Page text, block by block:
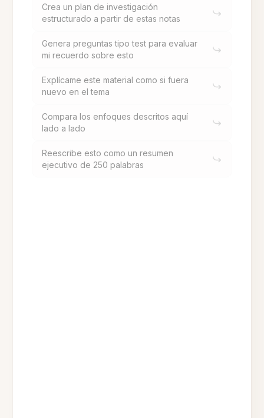
Crea un plan de investigación
estructurado a partir de estas notas
Genera preguntas tipo test para evaluar
mi recuerdo sobre esto
Explícame este material como si fuera
nuevo en el tema
Compara los enfoques descritos aquí
lado a lado
Reescribe esto como un resumen
ejecutivo de 250 palabras